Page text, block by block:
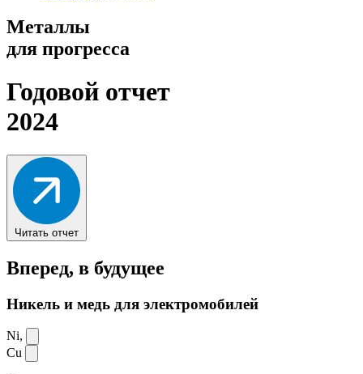
Металлы
для прогресса
Годовой отчет
2024
Читать отчет
Вперед, в будущее
Никель и медь для электромобилей
Ni,
Cu